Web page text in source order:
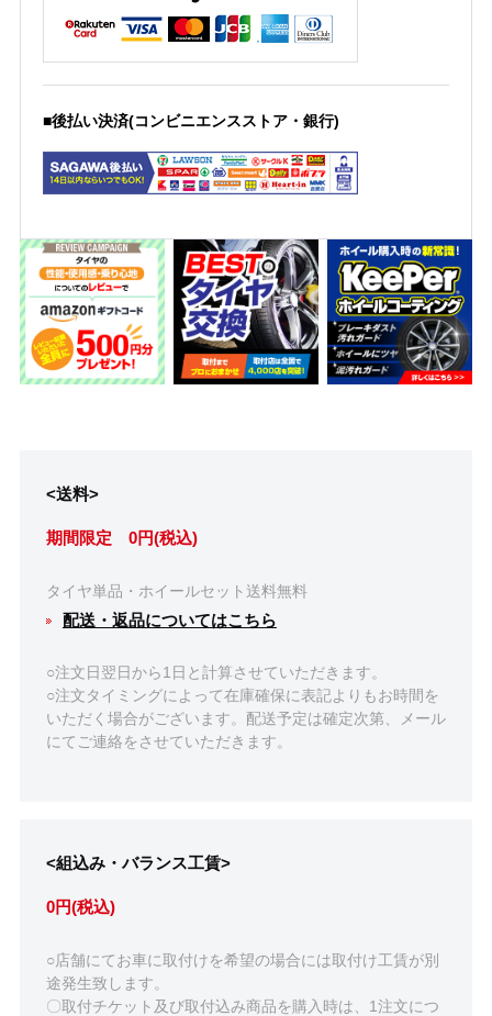
■後払い決済(コンビニエンスストア・銀行)
<送料>
期間限定 0円(税込)
タイヤ単品・ホイールセット送料無料
配送・返品についてはこちら
○注文日翌日から1日と計算させていただきます。
○注文タイミングによって在庫確保に表記よりもお時間を
いただく場合がございます。配送予定は確定次第、メール
にてご連絡をさせていただきます。
<組込み・バランス工賃>
0円(税込)
○店舗にてお車に取付けを希望の場合には取付け工賃が別
途発生致します。
〇取付チケット及び取付込み商品を購入時は、1注文につ